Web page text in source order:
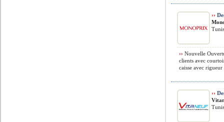
››
›› Nouvelle
clients avec
caisse avec
››